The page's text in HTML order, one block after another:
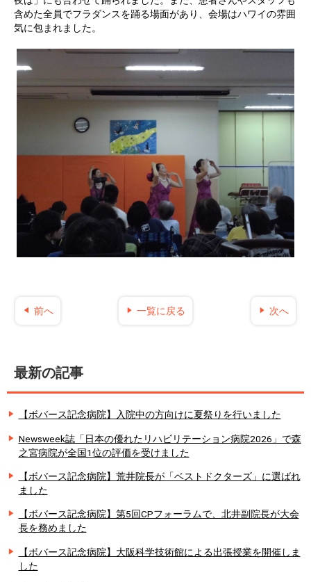
含めた全員でフラダンスを踊る場面があり、会場はハワイの雰囲
気に包まれました。
前へ 一覧に戻る 次へ
最新の記事
【ボバース記念病院】入院中の方向けに夏祭りを行いました
Newsweek誌「日本の優れたリハビリテーション病院2026」で森
之宮病院が全国1位の評価を受けました
【ボバース記念病院】荒井院長が「ベストドクターズ」に選ばれ
ました
【ボバース記念病院】第5回CPフォーラムで、北井副院長が大会
長を務めました
【ボバース記念病院】大阪科学技術館による出張授業を開催しま
した